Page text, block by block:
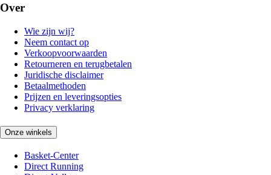
Over
Wie zijn wij?
Neem contact op
Verkoopvoorwaarden
Retourneren en terugbetalen
Juridische disclaimer
Betaalmethoden
Prijzen en leveringsopties
Privacy verklaring
Onze winkels
Basket-Center
Direct Running